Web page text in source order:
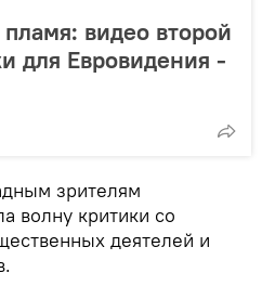
видео второй
для Евровидения -
зрителям
волну критики со
деятелей и